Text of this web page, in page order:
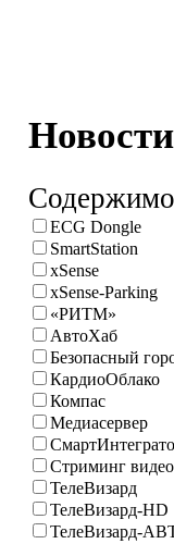
Новости
ECG Dongle
SmartStation
xSense
xSense-Parking
«РИТМ»
АвтоХаб
Безопасный
КардиоОблако
Компас
Медиасервер
Стриминг
ТелеВизард
ТелеВизард-HD
ТелеВизард-